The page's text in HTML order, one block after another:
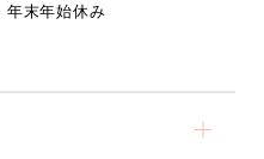
末年始休み